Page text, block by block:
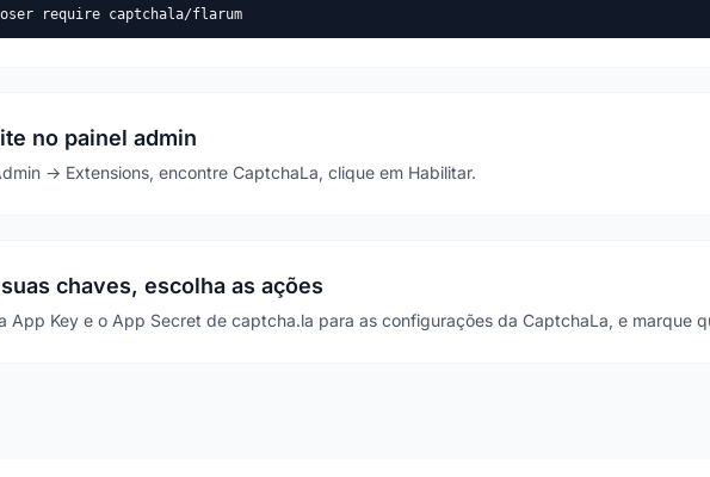
require captchala/flarum
no painel admin
→ Extensions, encontre CaptchaLa, clique em Habilitar.
chaves, escolha as ações
App Key e o App Secret de captcha.la para as configurações da CaptchaLa, e marque